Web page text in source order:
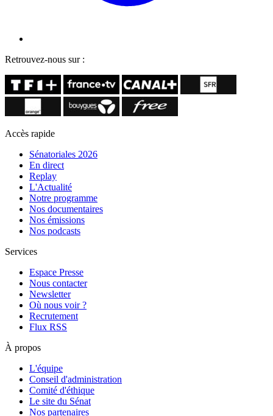
Retrouvez-nous sur :
Accès rapide
Sénatoriales 2026
En direct
Replay
L'Actualité
Notre programme
Nos documentaires
Nos émissions
Nos podcasts
Services
Espace Presse
Nous contacter
Newsletter
Où nous voir ?
Recrutement
Flux RSS
À propos
L'équipe
Conseil d'administration
Comité d'éthique
Le site du Sénat
Nos partenaires